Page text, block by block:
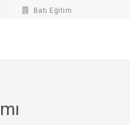
Batı Eğitim